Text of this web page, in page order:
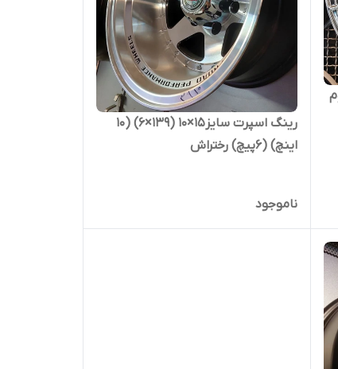
رینگ اسپرت سایز۱۵×۱۰ (۱۳۹×۶) (۱۰
اینچ) (۶پیچ) رختراش
ناموجود